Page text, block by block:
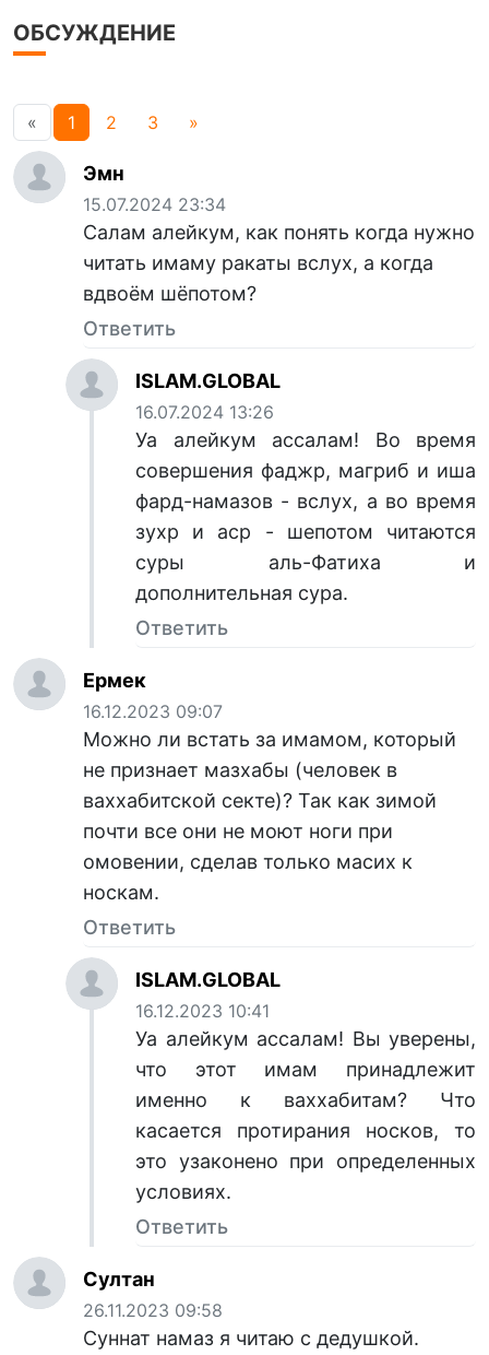
ОБСУЖДЕНИЕ
« 1 2 3 »
Эмн
15.07.2024 23:34
Салам алейкум, как понять когда нужно
читать имаму ракаты вслух, а когда
вдвоём шёпотом?
Ответить
ISLAM.GLOBAL
16.07.2024 13:26
Уа алейкум ассалам! Во время
совершения фаджр, магриб и иша
фард-намазов - вслух, а во время
зухр и аср - шепотом читаются
суры аль-Фатиха и
дополнительная сура.
Ответить
Ермек
16.12.2023 09:07
Можно ли встать за имамом, который
не признает мазхабы (человек в
ваххабитской секте)? Так как зимой
почти все они не моют ноги при
омовении, сделав только масих к
носкам.
Ответить
ISLAM.GLOBAL
16.12.2023 10:41
Уа алейкум ассалам! Вы уверены,
что этот имам принадлежит
именно к ваххабитам? Что
касается протирания носков, то
это узаконено при определенных
условиях.
Ответить
Султан
26.11.2023 09:58
Суннат намаз я читаю с дедушкой.